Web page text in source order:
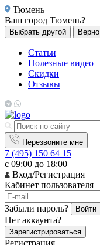
Тюмень
Ваш город Тюмень?
Выбрать другой Верно
Статьи
Полезные видео
Скидки
Отзывы
Перезвоните мне
7 (495) 150 64 15
с 09:00 до 18:00
Вход/Регистрация
Кабинет пользователя
Забыли пароль? Войти
Нет аккаунта?
Зарегистрироваться
Регистрация